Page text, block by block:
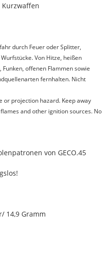
durch Feuer oder Splitter,
Von Hitze, heißen
Funken, offenen Flammen sowie
fernhalten. Nicht
or projection hazard. Keep away
and other ignition sources. No
von GECO.45
14,9 Gramm